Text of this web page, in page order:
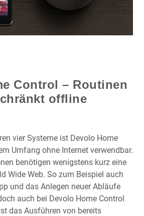
Control – Routinen
offline
vier Systeme ist Devolo Home
Umfang ohne Internet verwendbar.
benötigen wenigstens kurz eine
Wide Web. So zum Beispiel auch
und das Anlegen neuer Abläufe
auch bei Devolo Home Control
das Ausführen von bereits